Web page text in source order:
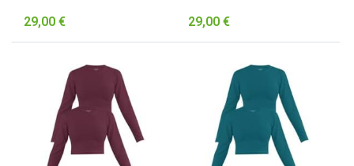
29,00 € 29,00 €